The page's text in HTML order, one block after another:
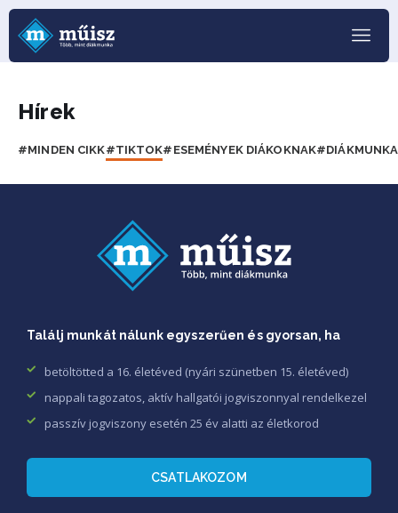
Hírek
#MINDEN CIKK#TIKTOK#ESEMÉNYEK DIÁKOKNAK
Találj munkát nálunk egyszerűen és gyorsan, ha
betöltötted a 16. életéved (nyári szünetben 15. életéved)
nappali tagozatos, aktív hallgatói jogviszonnyal rendelkezel
passzív jogviszony esetén 25 év alatti az életkorod
CSATLAKOZOM